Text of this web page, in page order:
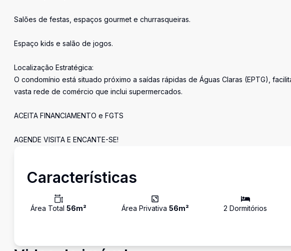
Salões de festas, espaços gourmet e churrasqueiras.
Espaço kids e salão de jogos.
Localização Estratégica:
O condomínio está situado próximo a saídas rápidas de Águas Claras (EPTG),
vasta rede de comércio que inclui supermercados.
ACEITA FINANCIAMENTO e FGTS
AGENDE VISITA E ENCANTE-SE!
Características
Área Total 56m² Área Privativa 56m² 2 Dormitórios